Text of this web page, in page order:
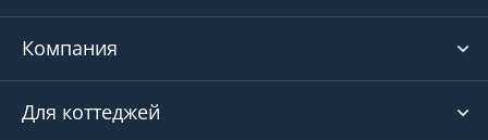
Компания
Для коттеджей